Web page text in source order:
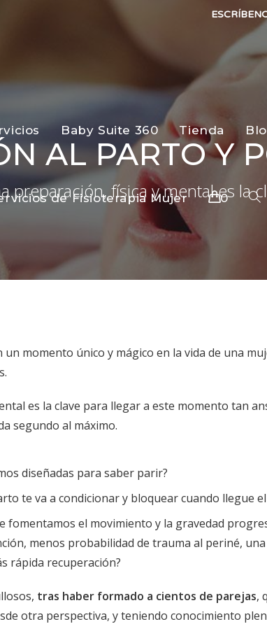
Baby Suite 360 Tienda
de Fisioterapia Mujer 0
AL PARTO Y
preparación, física y mental es la
momento único y mágico en la vida de una
es la clave para llegar a este momento tan
segundo al máximo.
diseñadas para saber parir?
te va a condicionar y bloquear cuando llegue
fomentamos el movimiento y la gravedad
menos probabilidad de trauma al periné,
rápida recuperación?
tras haber formado a cientos de parejas,
otra perspectiva, y teniendo conocimiento